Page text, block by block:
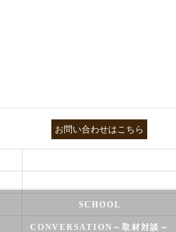
お問い合わせはこちら
SCHOOL
CONVERSATION～取材対談～